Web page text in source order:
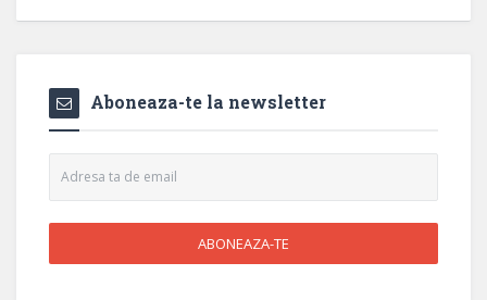
Aboneaza-te la newsletter